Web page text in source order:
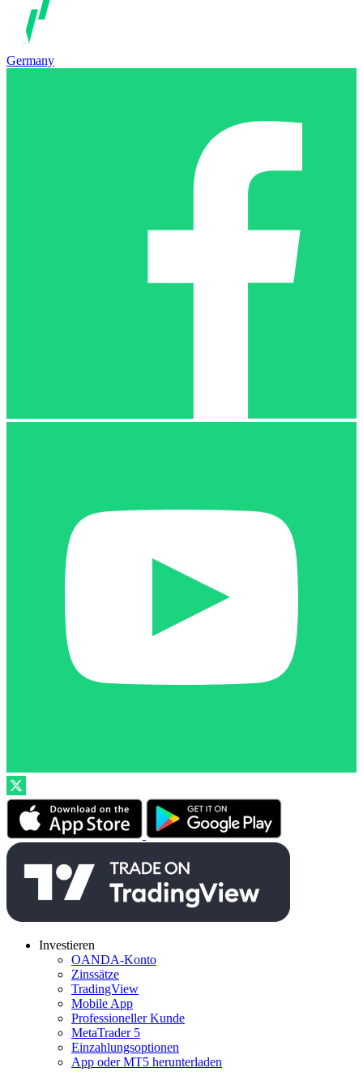
Germany
Investieren
OANDA-Konto
Zinssätze
TradingView
Mobile App
Professioneller Kunde
MetaTrader 5
Einzahlungsoptionen
App oder MT5 herunterladen